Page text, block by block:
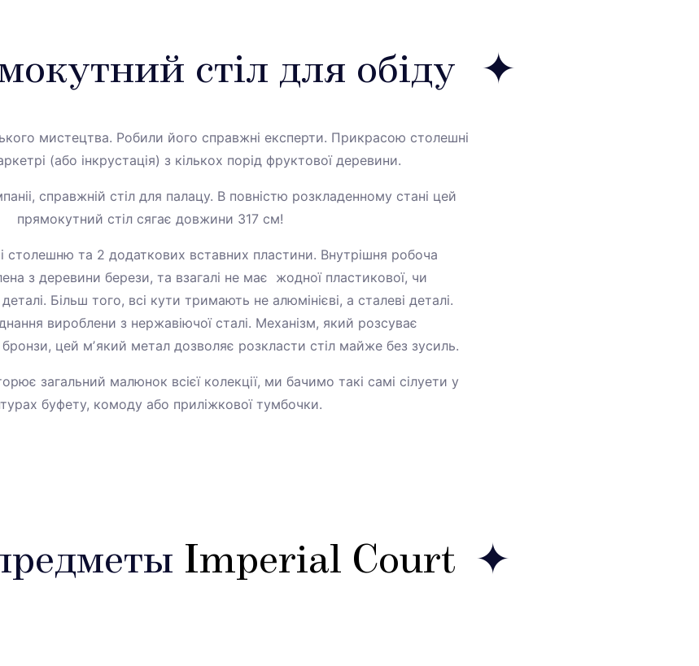
стіл для обіду
мистецтва. Робили його справжні експерти. Прикрасою столешні
(або інкрустація) з кількох порід фруктової деревини.
справжній стіл для палацу. В повністю розкладенному стані цей
прямокутний стіл сягає довжини 317 см!
столешню та 2 додаткових вставних пластини. Внутрішня робоча
з деревини берези, та взагалі не має жодної пластикової, чи
Більш того, всі кути тримають не алюмінієві, а сталеві деталі.
вироблени з нержавіючої сталі. Механізм, який розсуває
цей мʼякий метал дозволяє розкласти стіл майже без зусиль.
загальний малюнок всієї колекції, ми бачимо такі самі сілуети у
буфету, комоду або приліжкової тумбочки.
Imperial Court